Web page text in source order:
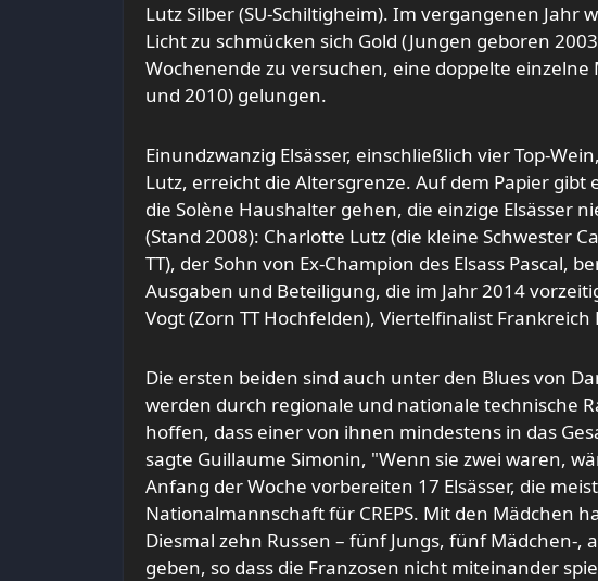
Lutz Silber (SU-Schiltigheim). Im vergangenen Jahr
Licht zu schmücken sich Gold (Jungen geboren
Wochenende zu versuchen, eine doppelte
und 2010) gelungen.
Einundzwanzig Elsässer, einschließlich vier Top-
Lutz, erreicht die Altersgrenze. Auf dem Papier
die Solène Haushalter gehen, die einzige Elsässer
(Stand 2008): Charlotte Lutz (die kleine Schwester
TT), der Sohn von Ex-Champion des Elsass Pascal,
Ausgaben und Beteiligung, die im Jahr 2014
Vogt (Zorn TT Hochfelden), Viertelfinalist
Die ersten beiden sind auch unter den Blues von
werden durch regionale und nationale technische
hoffen, dass einer von ihnen mindestens in das
sagte Guillaume Simonin, "Wenn sie zwei waren,
Anfang der Woche vorbereiten 17 Elsässer, die
Nationalmannschaft für CREPS. Mit den Mädchen
Diesmal zehn Russen – fünf Jungs, fünf Mädchen-,
geben, so dass die Franzosen nicht miteinander